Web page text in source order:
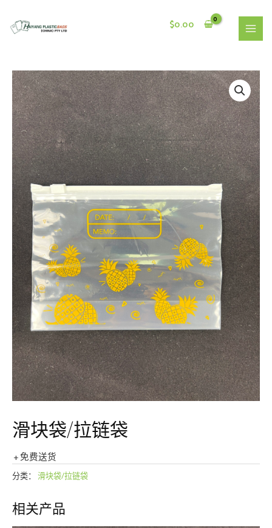
$0.00
主
单
滑块袋/拉链袋
+ 免费送货
分类： 滑块袋/拉链袋
相关产品